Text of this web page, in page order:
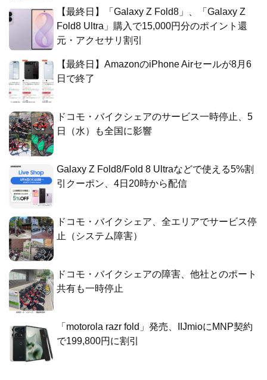
【最終日】「Galaxy Z Fold8」、「Galaxy Z
Fold8 Ultra」購入で15,000円分のポイント還
元・アクセサリ割引
【最終日】AmazonのiPhone Airセールが8月6
日で終了
ドコモ・バイクシェアのサービス一時停止、5
日（水）も全国に影響
Galaxy Z Fold8/Fold 8 Ultraなどで使える5%割
引クーポン、4日20時から配信
ドコモ・バイクシェア、全エリアでサービス停
止（システム障害）
ドコモ・バイクシェアの障害、他社とのポート
共有も一時停止
「motorola razr fold」発売、IIJmioにMNP契約
で199,800円に割引